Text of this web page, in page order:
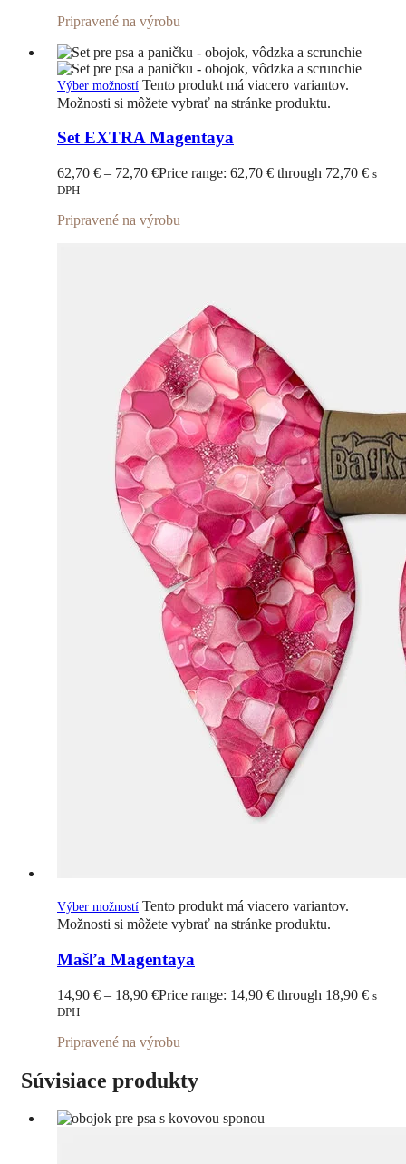
Pripravené na výrobu
Výber možností Tento produkt má viacero variantov.
Možnosti si môžete vybrať na stránke produktu.
Set EXTRA Magentaya
62,70 € – 72,70 €Price range: 62,70 € through 72,70 € s
DPH
Pripravené na výrobu
Výber možností Tento produkt má viacero variantov.
Možnosti si môžete vybrať na stránke produktu.
Mašľa Magentaya
14,90 € – 18,90 €Price range: 14,90 € through 18,90 € s
DPH
Pripravené na výrobu
Súvisiace produkty